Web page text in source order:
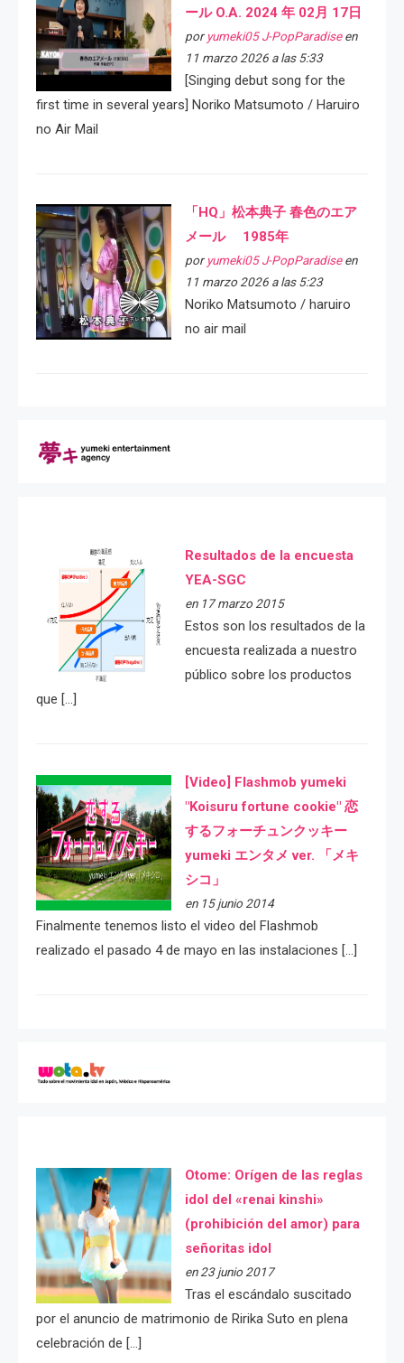
ール O.A. 2024 年 02月 17日
por yumeki05 J-PopParadiseen
11 marzo 2026 a las 5:33
[Singing debut song for the
first time in several years] Noriko Matsumoto / Haruiro
no Air Mail
「HQ」松本典子 春色のエア
メール 1985年
por yumeki05 J-PopParadiseen
11 marzo 2026 a las 5:23
Noriko Matsumoto / haruiro
no air mail
Resultados de la encuesta
YEA-SGC
en 17 marzo 2015
Estos son los resultados de la
encuesta realizada a nuestro
público sobre los productos
que […]
[Video] Flashmob yumeki
"Koisuru fortune cookie" 恋
するフォーチュンクッキー
yumeki エンタメ ver. 「メキ
シコ」
en 15 junio 2014
Finalmente tenemos listo el video del Flashmob
realizado el pasado 4 de mayo en las instalaciones […]
Otome: Orígen de las reglas
idol del «renai kinshi»
(prohibición del amor) para
señoritas idol
en 23 junio 2017
Tras el escándalo suscitado
por el anuncio de matrimonio de Ririka Suto en plena
celebración de […]